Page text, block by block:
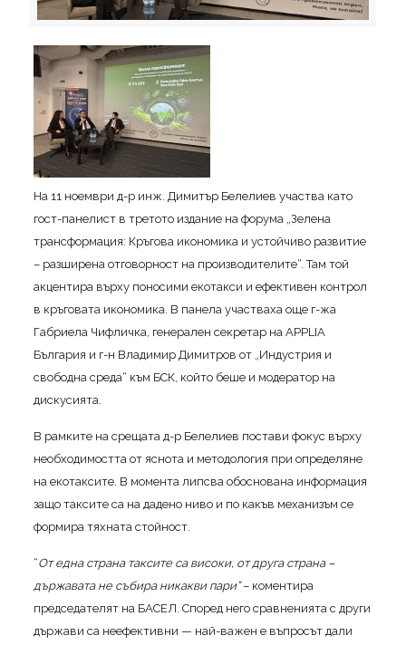
На 11 ноември д-р инж. Димитър Белелиев участва като
гост-панелист в третото издание на форума „Зелена
трансформация: Кръгова икономика и устойчиво развитие
– разширена отговорност на производителите“. Там той
акцентира върху поносими екотакси и ефективен контрол
в кръговата икономика. В панела участваха още г-жа
Габриела Чифличка, генерален секретар на APPLIA
България и г-н Владимир Димитров от „Индустрия и
свободна среда“ към БСК, който беше и модератор на
дискусията.
В рамките на срещата д-р Белелиев постави фокус върху
необходимостта от яснота и методология при определяне
на екотаксите. В момента липсва обоснована информация
защо таксите са на дадено ниво и по какъв механизъм се
формира тяхната стойност.
“От една страна таксите са високи, от друга страна –
държавата не събира никакви пари”– коментира
председателят на БАСЕЛ. Според него сравненията с други
държави са неефективни — най-важен е въпросът дали